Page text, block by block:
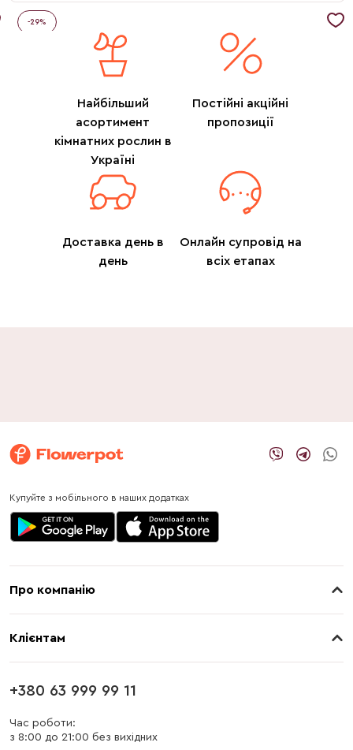
-29%
Найбільший
асортимент
кімнатних рослин в
Україні
Постійні акційні
пропозиції
Доставка день в
день
Онлайн супровід на
всіх етапах
Купуйте з мобільного в наших додатках
Про компанію
Клієнтам
Оплата
Блог
+380 63 999 99 11
Час роботи:
з 8:00 до 21:00 без вихідних